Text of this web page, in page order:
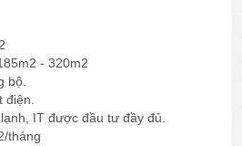
- 320m2
bộ.
điện.
IT được đầu tư đầy đủ.
tháng